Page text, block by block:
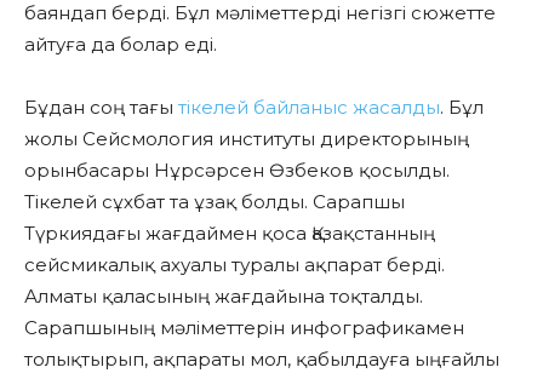
баяндап берді. Бұл мәліметтерді негізгі сюжетте
айтуға да болар еді.
Бұдан соң тағы тікелей байланыс жасалды. Бұл
жолы Сейсмология институты директорының
орынбасары Нұрсәрсен Өзбеков қосылды.
Тікелей сұхбат та ұзақ болды. Сарапшы
Түркиядағы жағдаймен қоса Қазақстанның
сейсмикалық ахуалы туралы ақпарат берді.
Алматы қаласының жағдайына тоқталды.
Сарапшының мәліметтерін инфографикамен
толықтырып, ақпараты мол, қабылдауға ыңғайлы